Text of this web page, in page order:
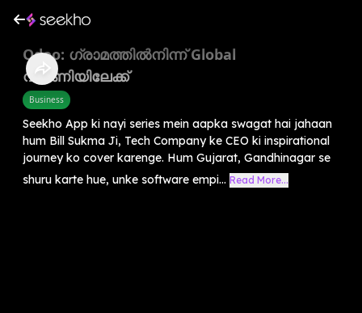
Odoo: ഗ്രാമത്തിൽനിന്ന് Global
വിപണിയിലേക്ക്
Business
Seekho App ki nayi series mein aapka swagat hai jahaan
hum Bill Sukma Ji, Tech Company ke CEO ki inspirational
journey ko cover karenge. Hum Gujarat, Gandhinagar se
shuru karte hue, unke software empi... Read More...